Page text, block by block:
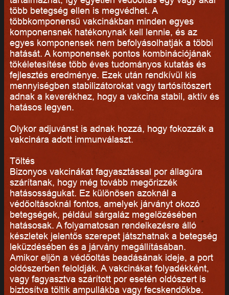
több betegség ellen is megvédhet. A
többkomponensű vakcinákban minden egyes
komponensnek hatékonynak kell lennie, és az
egyes komponensek nem befolyásolhatják a többi
hatását. A komponensek pontos kombinációjának
tökéletesítése több éves tudományos kutatás és
fejlesztés eredménye. Ezek után rendkívül kis
mennyiségben stabilizátorokat vagy tartósítószert
adnak a keverékhez, hogy a vakcina stabil, aktív és
hatásos legyen.
Olykor adjuvánst is adnak hozzá, hogy fokozzák a
vakcinára adott immunválaszt.
Töltés
Bizonyos vakcinákat fagyasztással por állagúra
szárítanak, hogy még tovább megőrizzék
hatásosságukat. Ez különösen azoknál a
védőoltásoknál fontos, amelyek járványt okozó
betegségek, például sárgaláz megelőzésében
hatásosak. A folyamatosan rendelkezésre álló
készletek jelentős szerepet játszhatnak a betegség
leküzdésében és a járvány megállításában.
Amikor eljön a védőoltás beadásának ideje, a port
oldószerben feloldják. A vakcinákat folyadékként,
vagy fagyasztva szárított por esetén oldószert is
biztosítva töltik ampullákba vagy fecskendőkbe.